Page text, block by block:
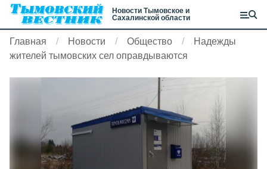
Новости Тымовское и
Сахалинской области
Главная Новости Общество
Надежды
жителей тымовских сел оправдываются